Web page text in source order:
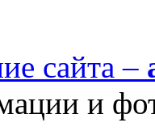
сайта –
и